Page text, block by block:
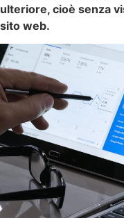
ulteriore, cioè senza
sito web.